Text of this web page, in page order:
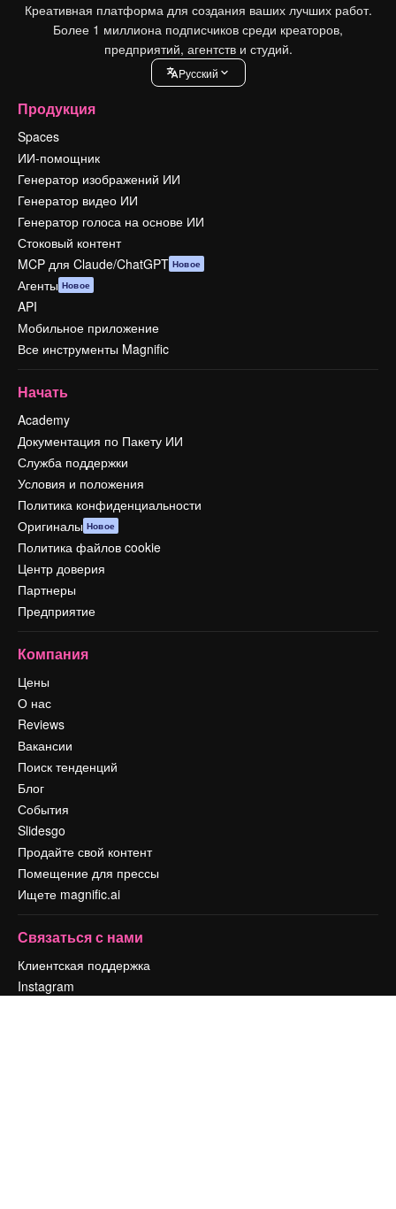
Креативная платформа для создания ваших лучших работ.
Более 1 миллиона подписчиков среди креаторов,
предприятий, агентств и студий.
Pусский
Продукция
Spaces
ИИ-помощник
Генератор изображений ИИ
Генератор видео ИИ
Генератор голоса на основе ИИ
Стоковый контент
MCP для Claude/ChatGPT Новое
Агенты Новое
API
Мобильное приложение
Все инструменты Magnific
Начать
Academy
Документация по Пакету ИИ
Служба поддержки
Условия и положения
Политика конфиденциальности
Оригиналы Новое
Политика файлов cookie
Центр доверия
Партнеры
Предприятие
Компания
Цены
О нас
Reviews
Вакансии
Поиск тенденций
Блог
События
Slidesgo
Продайте свой контент
Помещение для прессы
Ищете magnific.ai
Связаться с нами
Клиентская поддержка
Instagram